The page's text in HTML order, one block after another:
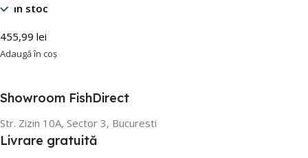
În stoc
455,99 lei
Adaugă în coș
Showroom FishDirect
Str. Zizin 10A, Sector 3, Bucuresti
Livrare gratuită